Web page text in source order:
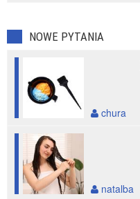
NOWE PYTANIA
chura
natalba